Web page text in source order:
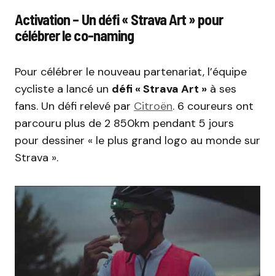
Activation – Un défi « Strava Art » pour
célébrer le co-naming
Pour célébrer le nouveau partenariat, l’équipe
cycliste a lancé un défi « Strava Art » à ses
fans. Un défi relevé par Citroën. 6 coureurs ont
parcouru plus de 2 850km pendant 5 jours
pour dessiner « le plus grand logo au monde sur
Strava ».